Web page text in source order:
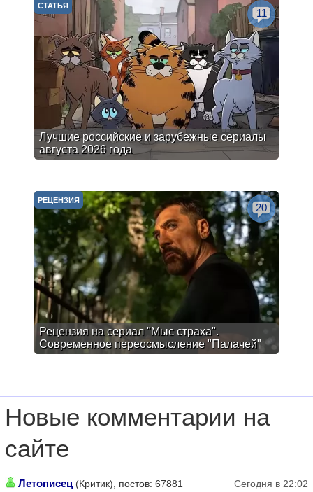
Лучшие российские и зарубежные сериалы
августа 2026 года
СТАТЬЯ
11
Рецензия на сериал "Мыс страха".
Современное переосмысление "Палачей"
РЕЦЕНЗИЯ
20
Новые комментарии на
сайте
Летописец (Критик), постов: 67881 Сегодня в 22:02